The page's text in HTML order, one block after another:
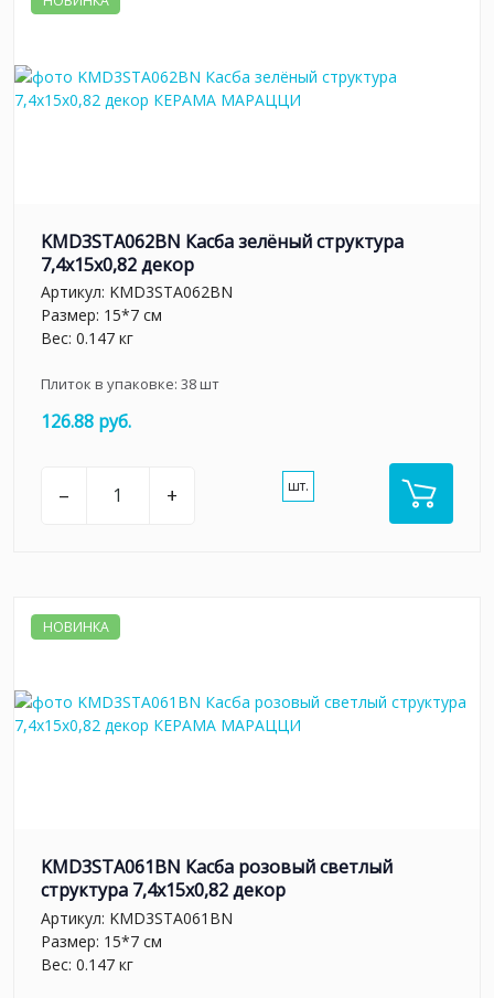
KMD3STA062BN Касба зелёный структура
7,4x15x0,82 декор
Артикул: KMD3STA062BN
Размер: 15*7 см
Вес: 0.147 кг
Плиток в упаковке: 38шт
126.88 руб.
– + шт.
НОВИНКА
KMD3STA061BN Касба розовый светлый
структура 7,4x15x0,82 декор
Артикул: KMD3STA061BN
Размер: 15*7 см
Вес: 0.147 кг